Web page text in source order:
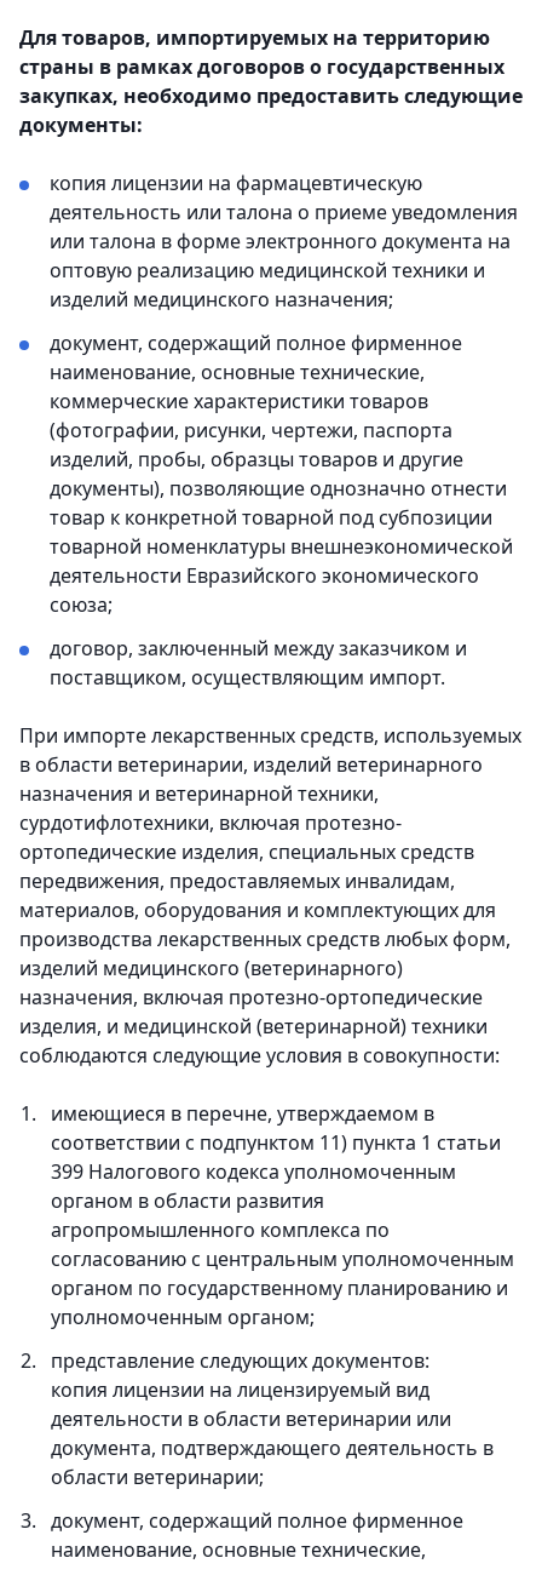
Для товаров, импортируемых на территорию
страны в рамках договоров о государственных
закупках, необходимо предоставить следующие
документы:
копия лицензии на фармацевтическую
деятельность или талона о приеме уведомления
или талона в форме электронного документа на
оптовую реализацию медицинской техники и
изделий медицинского назначения;
документ, содержащий полное фирменное
наименование, основные технические,
коммерческие характеристики товаров
(фотографии, рисунки, чертежи, паспорта
изделий, пробы, образцы товаров и другие
документы), позволяющие однозначно отнести
товар к конкретной товарной под субпозиции
товарной номенклатуры внешнеэкономической
деятельности Евразийского экономического
союза;
договор, заключенный между заказчиком и
поставщиком, осуществляющим импорт.
При импорте лекарственных средств, используемых
в области ветеринарии, изделий ветеринарного
назначения и ветеринарной техники,
сурдотифлотехники, включая протезно-
ортопедические изделия, специальных средств
передвижения, предоставляемых инвалидам,
материалов, оборудования и комплектующих для
производства лекарственных средств любых форм,
изделий медицинского (ветеринарного)
назначения, включая протезно-ортопедические
изделия, и медицинской (ветеринарной) техники
соблюдаются следующие условия в совокупности:
имеющиеся в перечне, утверждаемом в
соответствии с подпунктом 11) пункта 1 статьи
399 Налогового кодекса уполномоченным
органом в области развития
агропромышленного комплекса по
согласованию с центральным уполномоченным
органом по государственному планированию и
уполномоченным органом;
представление следующих документов:
копия лицензии на лицензируемый вид
деятельности в области ветеринарии или
документа, подтверждающего деятельность в
области ветеринарии;
документ, содержащий полное фирменное
наименование, основные технические,